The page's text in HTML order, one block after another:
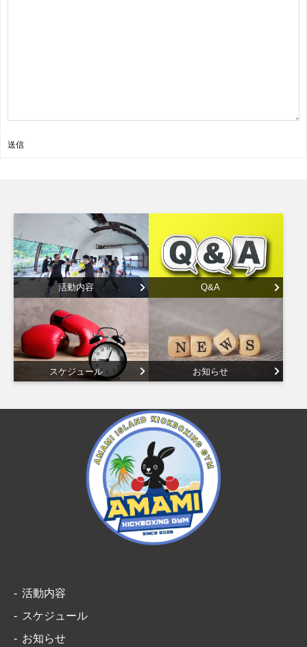
送信
活動内容 Q&A
スケジュール お知らせ
活動内容
スケジュール
お知らせ